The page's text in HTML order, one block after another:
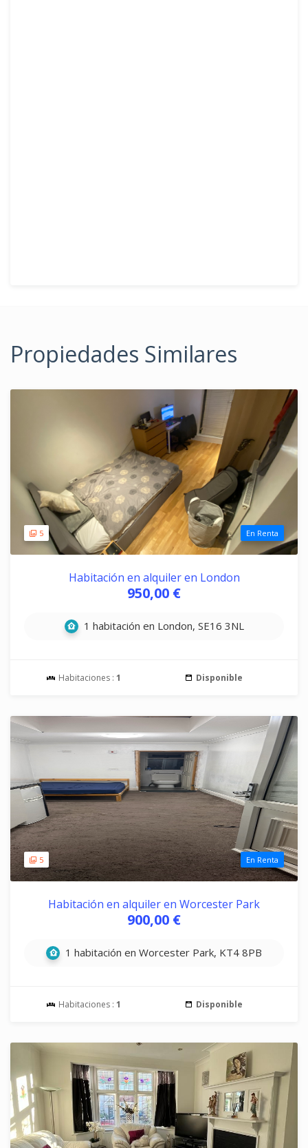
Propiedades Similares
5 En Renta
Habitación en alquiler en London
950,00 €
1 habitación en London, SE16 3NL
Habitaciones : 1 Disponible
5 En Renta
Habitación en alquiler en Worcester Park
900,00 €
1 habitación en Worcester Park, KT4 8PB
Habitaciones : 1 Disponible